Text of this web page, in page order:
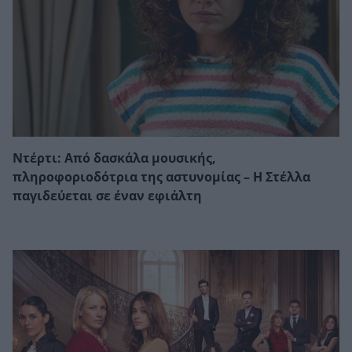
Ντέρτι: Από δασκάλα μουσικής,
πληροφοριοδότρια της αστυνομίας – Η Στέλλα
παγιδεύεται σε έναν εφιάλτη